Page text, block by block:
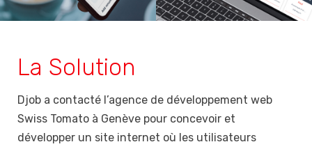
La Solution
Djob a contacté l’agence de développement web
Swiss Tomato à Genève pour concevoir et
développer un site internet où les utilisateurs